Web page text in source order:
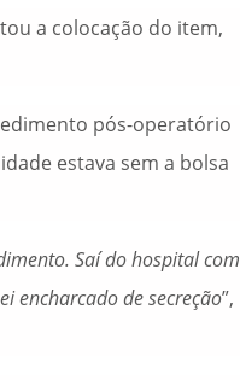
a colocação do item,
pós-operatório
estava sem a bolsa
Saí do hospital com
encharcado de secreção”,